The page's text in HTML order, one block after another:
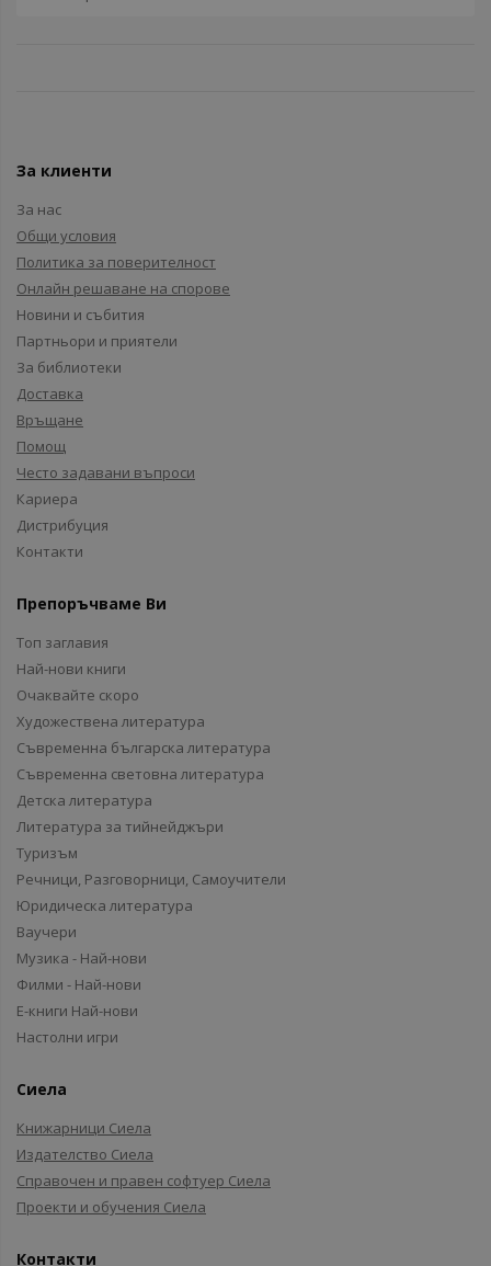
За клиенти
За нас
Общи условия
Политика за поверителност
Онлайн решаване на спорове
Новини и събития
Партньори и приятели
За библиотеки
Доставка
Връщане
Помощ
Често задавани въпроси
Кариера
Дистрибуция
Контакти
Препоръчваме Ви
Топ заглавия
Най-нови книги
Очаквайте скоро
Художествена литература
Съвременна българска литература
Съвременна световна литература
Детска литература
Литература за тийнейджъри
Туризъм
Речници, Разговорници, Самоучители
Юридическа литература
Ваучери
Музика - Най-нови
Филми - Най-нови
Е-книги Най-нови
Настолни игри
Сиела
Книжарници Сиела
Издателство Сиела
Справочен и правен софтуер Сиела
Проекти и обучения Сиела
Контакти